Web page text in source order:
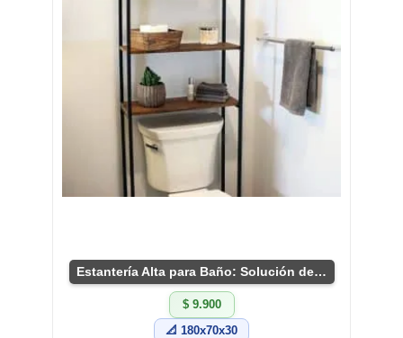
Estantería Alta para Baño: Solución de Almacenaje
$ 9.900
📐 180x70x30